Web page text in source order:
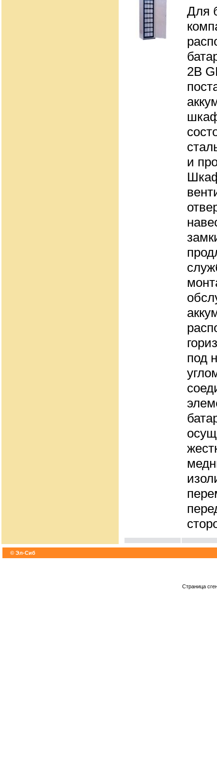
Для
2В
и
под
© Эл-Сиб
Страница